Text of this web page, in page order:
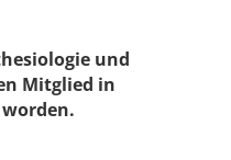
und
Mitglied in